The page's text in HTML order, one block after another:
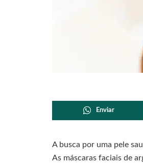
Enviar
A busca por uma pele
As máscaras faciais de